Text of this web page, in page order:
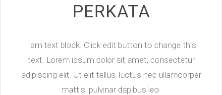
PERKATA
I am text block. Click edit button to change this
text. Lorem ipsum dolor sit amet, consectetur
adipiscing elit. Ut elit tellus, luctus nec ullamcorper
mattis, pulvinar dapibus leo.